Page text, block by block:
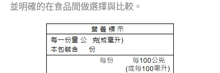
並明確的在食品間做選擇與比較。